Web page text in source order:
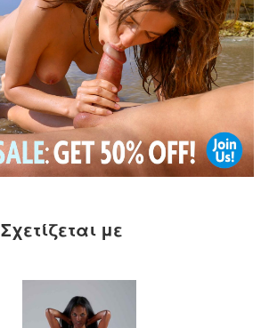
Σχετίζεται με